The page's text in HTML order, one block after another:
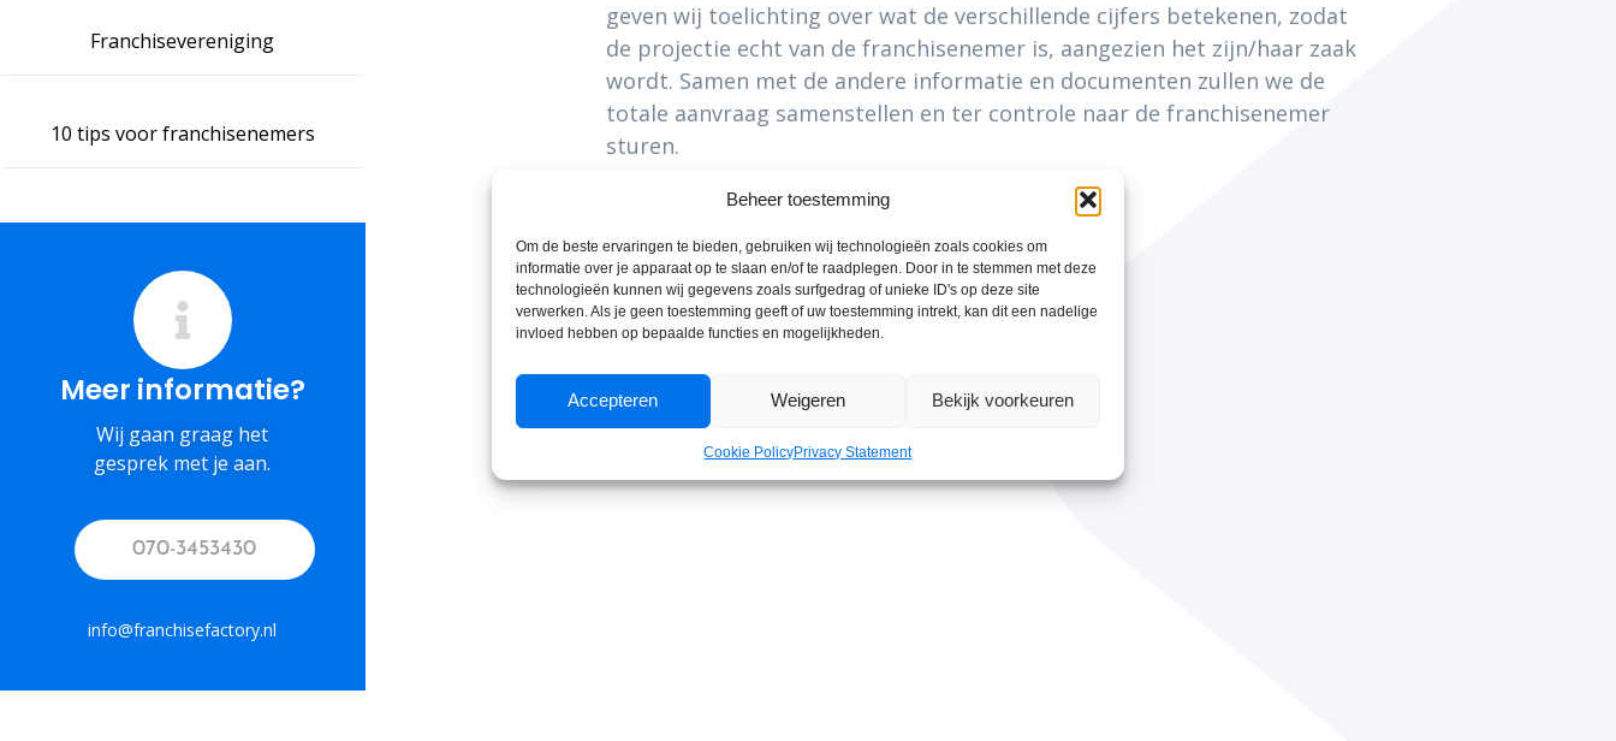
Beheer toestemming
Om de beste ervaringen te bieden, gebruiken wij technologieën zoals cookies om
informatie over je apparaat op te slaan en/of te raadplegen. Door in te stemmen met deze
technologieën kunnen wij gegevens zoals surfgedrag of unieke ID's op deze site
verwerken. Als je geen toestemming geeft of uw toestemming intrekt, kan dit een nadelige
invloed hebben op bepaalde functies en mogelijkheden.
Accepteren Weigeren Bekijk voorkeuren
Cookie PolicyPrivacy Statement
Franchisevereniging
10 tips voor franchisenemers
Meer informatie?
Wij gaan graag het
gesprek met je aan.
070-3453430
info@franchisefactory.nl
geven wij toelichting over wat de verschillende cijfers betekenen, zodat
de projectie echt van de franchisenemer is, aangezien het zijn/haar zaak
wordt. Samen met de andere informatie en documenten zullen we de
totale aanvraag samenstellen en ter controle naar de franchisenemer
sturen.